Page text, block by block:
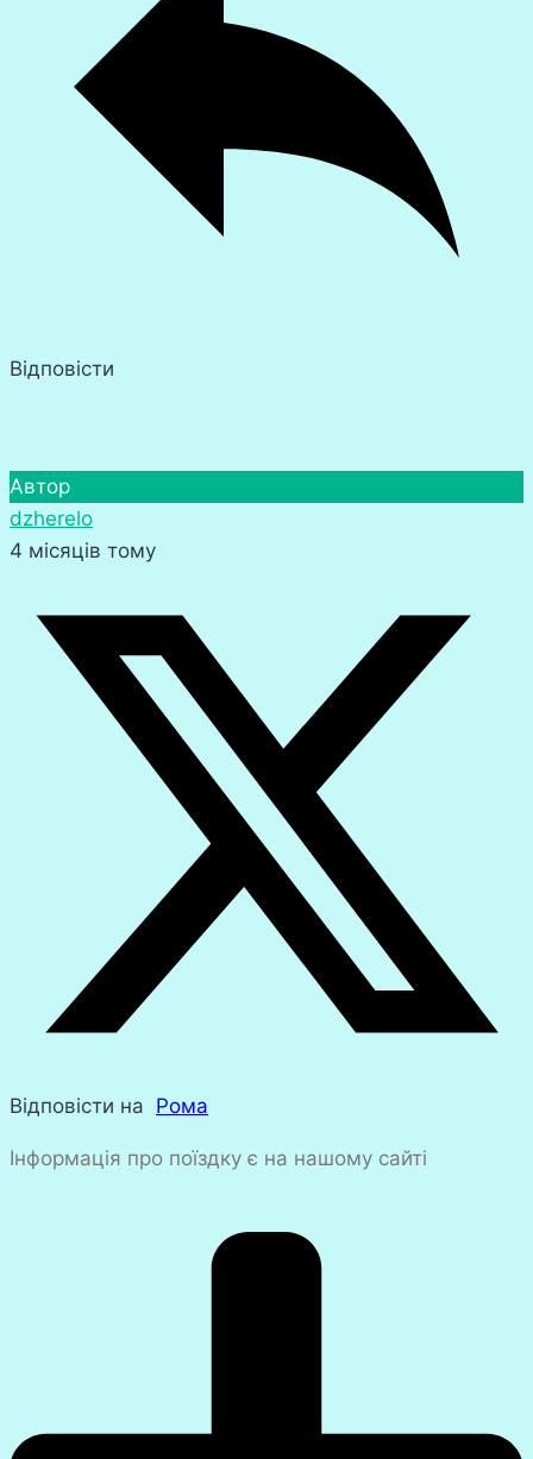
Відповісти
Автор
dzherelo
4 місяців тому
Відповісти на Рома
Інформація про поїздку є на нашому сайті